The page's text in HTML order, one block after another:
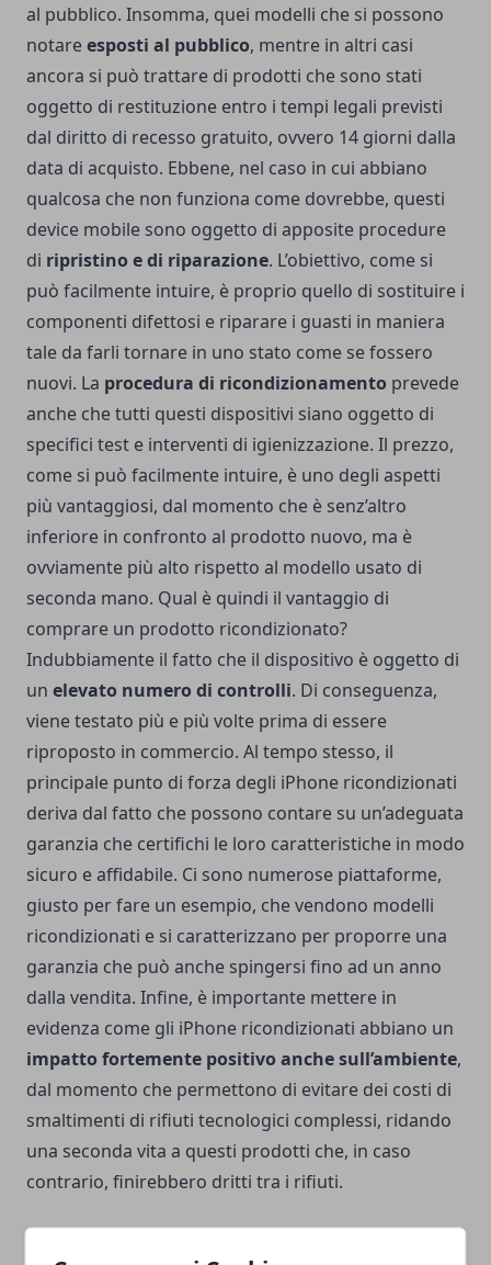
al pubblico. Insomma, quei modelli che si possono
notareesposti al pubblico, mentre in altri casi
ancora si può trattare di prodotti che sono stati
oggetto di restituzione entro i tempi legali previsti
dal diritto di recesso gratuito, ovvero 14 giorni dalla
data di acquisto. Ebbene, nel caso in cui abbiano
qualcosa che non funziona come dovrebbe, questi
device mobile sono oggetto di apposite procedure
di ripristino e di riparazione. L’obiettivo, come si
può facilmente intuire, è proprio quello di sostituire i
componenti difettosi e riparare i guasti in maniera
tale da farli tornare in uno stato come se fossero
nuovi. La procedura di ricondizionamento prevede
anche che tutti questi dispositivi siano oggetto di
specifici test e interventi di igienizzazione. Il prezzo,
come si può facilmente intuire, è uno degli aspetti
più vantaggiosi, dal momento che è senz’altro
inferiore in confronto al prodotto nuovo, ma è
ovviamente più alto rispetto al modello usato di
seconda mano. Qual è quindi il vantaggio di
comprare un prodotto ricondizionato?
Indubbiamente il fatto che il dispositivo è oggetto di
un elevato numero di controlli. Di conseguenza,
viene testato più e più volte prima di essere
riproposto in commercio. Al tempo stesso, il
principale punto di forza degli iPhone ricondizionati
deriva dal fatto che possono contare su un’adeguata
garanzia che certifichi le loro caratteristiche in modo
sicuro e affidabile. Ci sono numerose piattaforme,
giusto per fare un esempio, che vendono modelli
ricondizionati e si caratterizzano per proporre una
garanzia che può anche spingersi fino ad un anno
dalla vendita. Infine, è importante mettere in
evidenza come gli iPhone ricondizionati abbiano un
impatto fortemente positivo anche sull’ambiente,
dal momento che permettono di evitare dei costi di
smaltimenti di rifiuti tecnologici complessi, ridando
una seconda vita a questi prodotti che, in caso
contrario, finirebbero dritti tra i rifiuti.